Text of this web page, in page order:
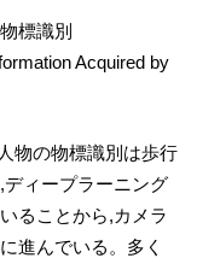
標識別
Acquired by
物の物標識別は歩行
ィープラーニング
ることから,カメラ
進んでいる。多く